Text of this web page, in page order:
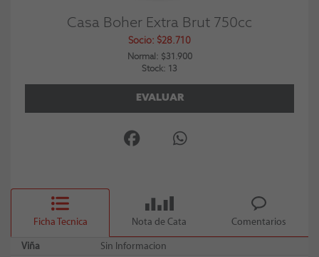
Casa Boher Extra Brut 750cc
Socio: $28.710
Normal: $31.900
Stock: 13
EVALUAR
Ficha Tecnica Nota de Cata Comentarios
Viña
Sin Informacion